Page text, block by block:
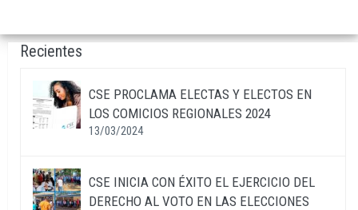
Recientes
CSE PROCLAMA ELECTAS Y ELECTOS EN
LOS COMICIOS REGIONALES 2024
13/03/2024
CSE INICIA CON ÉXITO EL EJERCICIO DEL
DERECHO AL VOTO EN LAS ELECCIONES